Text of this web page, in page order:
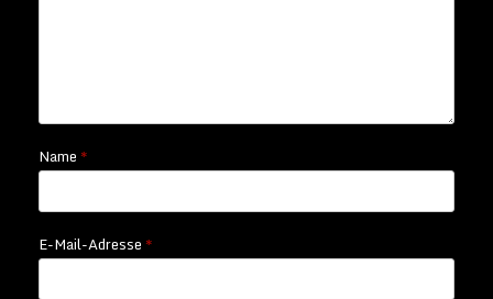
Name*
E-Mail-Adresse*